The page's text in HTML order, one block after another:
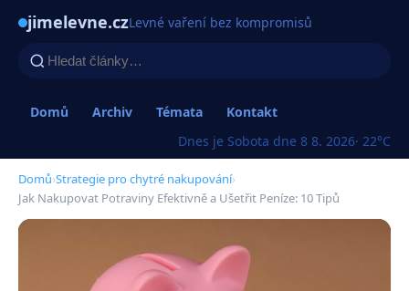
jimelevne.czLevné vaření bez kompromisů
Domů Archiv Témata
Kontakt
Dnes je Sobota dne 8 8. 2026· 22°C
Domů›Strategie pro chytré nakupování›
Jak Nakupovat Potraviny Efektivně a Ušetřit Peníze: 10 Tipů